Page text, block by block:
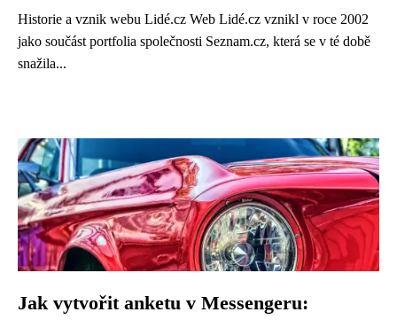
Historie a vznik webu Lidé.cz Web Lidé.cz vznikl v roce 2002
jako součást portfolia společnosti Seznam.cz, která se v té době
snažila...
Jak vytvořit anketu v Messengeru: